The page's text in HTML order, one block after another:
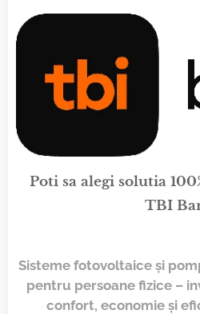
Poti sa alegi solutia
TBI
Sisteme fotovoltaice și
pentru persoane fizice –
confort, economie și